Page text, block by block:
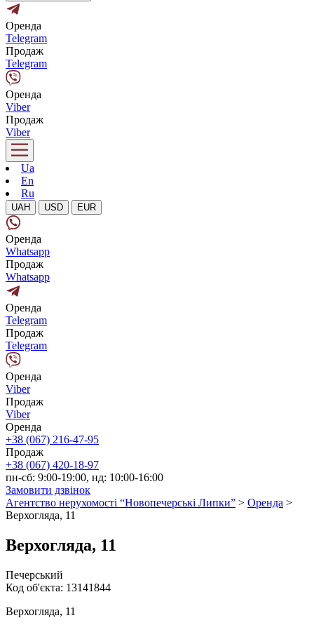
Оренда
Telegram
Продаж
Telegram
Оренда
Viber
Продаж
Viber
Ua
En
Ru
UAH USD EUR
Оренда
Whatsapp
Продаж
Whatsapp
Оренда
Telegram
Продаж
Telegram
Оренда
Viber
Продаж
Viber
Оренда
+38 (067) 216-47-95
Продаж
+38 (067) 420-18-97
пн-сб: 9:00-19:00, нд: 10:00-16:00
Замовити дзвінок
Агентство нерухомості “Новопечерські Липки” > Оренда >
Верхогляда, 11
Верхогляда, 11
Печерський
Код об'єкта: 13141844
Верхогляда, 11